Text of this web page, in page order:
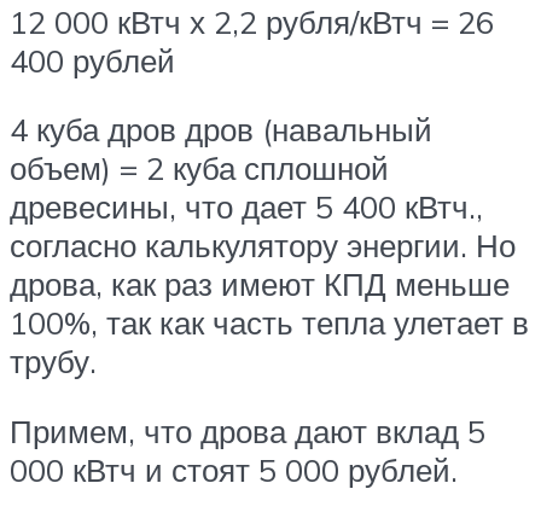
12 000 кВтч х 2,2 рубля/кВтч = 26
400 рублей
4 куба дров дров (навальный
объем) = 2 куба сплошной
древесины, что дает 5 400 кВтч.,
согласно калькулятору энергии. Но
дрова, как раз имеют КПД меньше
100%, так как часть тепла улетает в
трубу.
Примем, что дрова дают вклад 5
000 кВтч и стоят 5 000 рублей.